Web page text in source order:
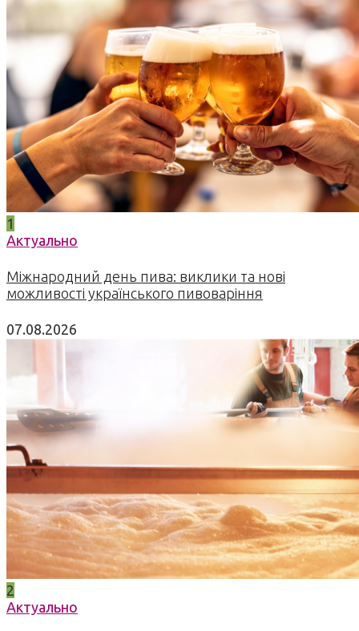
1
Актуально
Міжнародний день пива: виклики та нові
можливості українського пивоваріння
07.08.2026
2
Актуально